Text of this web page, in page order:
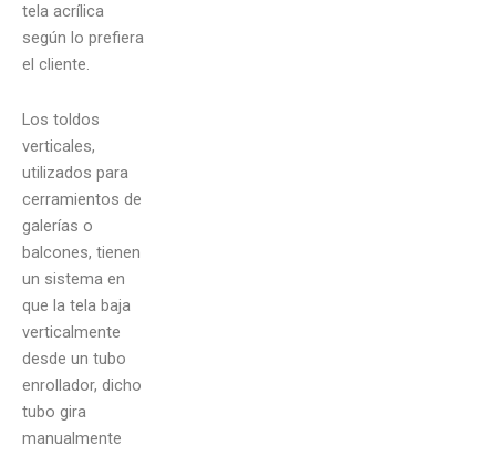
tela acrílica
según lo prefiera
el cliente.
Los toldos
verticales,
utilizados para
cerramientos de
galerías o
balcones, tienen
un sistema en
que la tela baja
verticalmente
desde un tubo
enrollador, dicho
tubo gira
manualmente